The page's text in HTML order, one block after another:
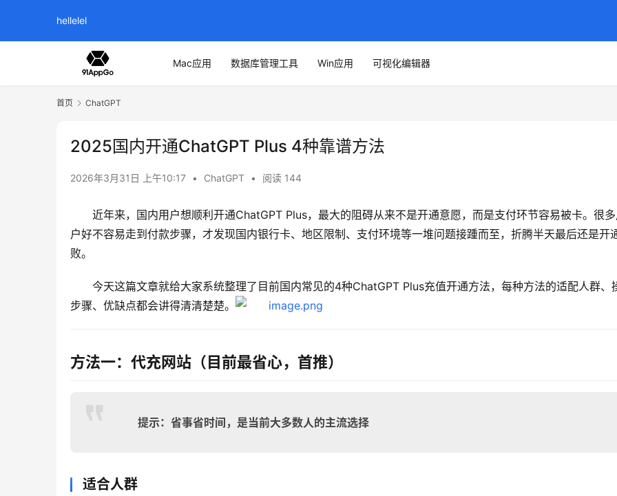
Mac应用 数据库管理工具 Win应用 可视化编辑器
首页 ChatGPT
2025国内开通ChatGPT Plus 4种靠谱方法
2026年3月31日 上午10:17 • ChatGPT • 阅读 144
近年来，国内用户想顺利开通ChatGPT Plus，最大的阻碍从来不是开通意愿，而是支付环节容易被卡。很
户好不容易走到付款步骤，才发现国内银行卡、地区限制、支付环境等一堆问题接踵而至，折腾半天最后还是开
败。
今天这篇文章就给大家系统整理了目前国内常见的4种ChatGPT Plus充值开通方法，每种方法的适配人群、
步骤、优缺点都会讲得清清楚楚。
方法一：代充网站（目前最省心，首推）
提示：省事省时间，是当前大多数人的主流选择
适合人群
hellelel